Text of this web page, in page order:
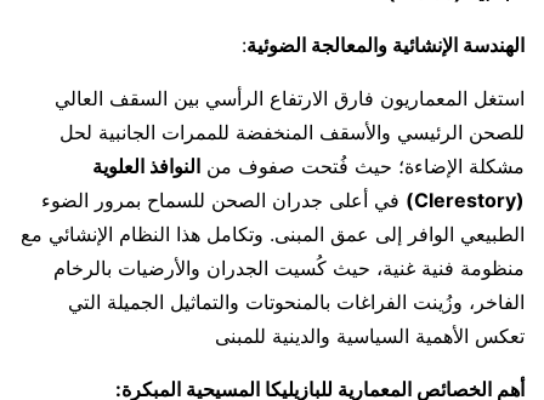
الهندسة الإنشائية والمعالجة الضوئية:
استغل المعماريون فارق الارتفاع الرأسي بين السقف العالي
للصحن الرئيسي والأسقف المنخفضة للممرات الجانبية لحل
مشكلة الإضاءة؛ حيث فُتحت صفوف من النوافذ العلوية
(Clerestory)
في أعلى جدران الصحن للسماح بمرور الضوء
الطبيعي الوافر إلى عمق المبنى. وتكامل هذا النظام الإنشائي مع
منظومة فنية غنية، حيث كُسيت الجدران والأرضيات بالرخام
الفاخر، وزُينت الفراغات بالمنحوتات والتماثيل الجميلة التي
تعكس الأهمية السياسية والدينية للمبنى
أهم الخصائص المعمارية للبازيليكا المسيحية المبكرة: